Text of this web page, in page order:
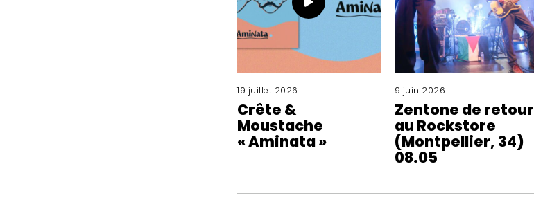
19 juillet 2026
Crête &
Moustache
« Aminata »
9 juin 2026
Zentone de retour
au Rockstore
(Montpellier, 34)
08.05